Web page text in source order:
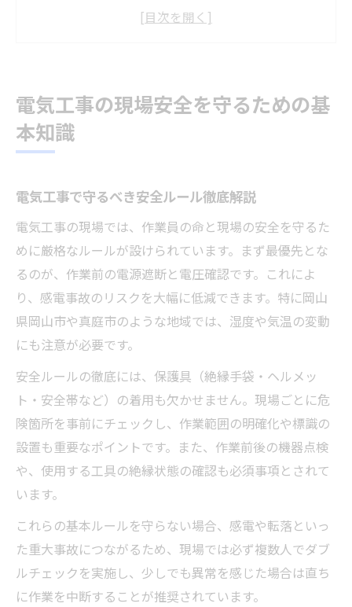
電気工事の現場点検と安全管理の重要性
感電事故を防ぐ作業前の確認ポイント
電気工事で実践する感電防止の手順とは
作業前に必要な電気工事の電源遮断方法
現場で役立つ電気工事の絶縁確認ポイント
感電事故ゼロを目指す電気工事の注意事項
地域特有の地形を踏まえた電気工事対策
電気工事の安全対策に生かす地形の特徴
地域環境に合わせた電気工事の工夫とは
電気工事で重要な地形リスクの見極め方
地形が影響する電気工事の安全ポイント
標高や湿度が影響する作業リスクと対応策
電気工事で気をつけたい標高と湿度の影響
湿度環境下での電気工事リスク管理術
電気工事で活かす湿度対策の具体例紹介
高地での電気工事に必要な安全ポイント
全員で徹底した保護具着用の重要性
電気工事現場で保護具が命を守る理由
電気工事の現場安全を守るための基
本知識
電気工事で守るべき安全ルール徹底解説
電気工事の現場では、作業員の命と現場の安全を守るた
めに厳格なルールが設けられています。まず最優先とな
るのが、作業前の電源遮断と電圧確認です。これによ
り、感電事故のリスクを大幅に低減できます。特に岡山
県岡山市や真庭市のような地域では、湿度や気温の変動
にも注意が必要です。
安全ルールの徹底には、保護具（絶縁手袋・ヘルメッ
ト・安全帯など）の着用も欠かせません。現場ごとに危
険箇所を事前にチェックし、作業範囲の明確化や標識の
設置も重要なポイントです。また、作業前後の機器点検
や、使用する工具の絶縁状態の確認も必須事項とされて
います。
これらの基本ルールを守らない場合、感電や転落といっ
た重大事故につながるため、現場では必ず複数人でダブ
ルチェックを実施し、少しでも異常を感じた場合は直ち
に作業を中断することが推奨されています。